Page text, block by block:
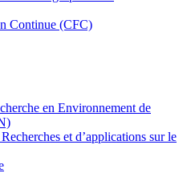
Continue (CFC)
en Environnement de
et d’applications sur le